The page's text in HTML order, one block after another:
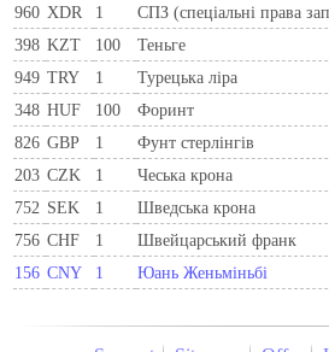
960 XDR 1 СПЗ (спеціальні права
398 KZT 100 Теньге
949 TRY 1 Турецька ліра
348 HUF 100 Форинт
826 GBP 1 Фунт стерлінгів
203 CZK 1 Чеська крона
752 SEK 1 Шведська крона
756 CHF 1 Швейцарський франк
156 CNY 1 Юань Женьміньбі